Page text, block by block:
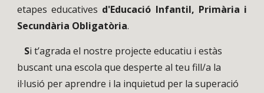
etapes educatives d'Educació Infantil, Primària i
Secundària Obligatòria.
Si t’agrada el nostre projecte educatiu i estàs
buscant una escola que desperte al teu fill/a la
il·lusió per aprendre i la inquietud per la superació